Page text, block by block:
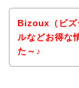
Bizoux（ビズ
ルなどお得な
た～♪